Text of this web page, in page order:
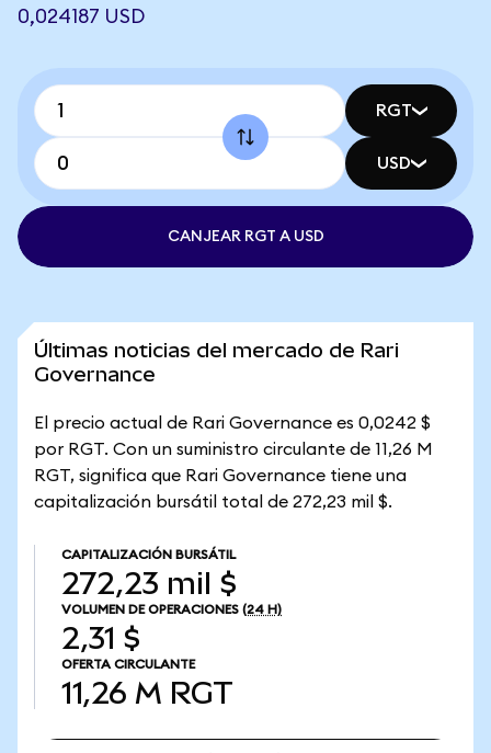
0,024187 USD
RGT
USD
CANJEAR RGT A USD
Últimas noticias del mercado de Rari
Governance
El precio actual de Rari Governance es 0,0242 $
por RGT. Con un suministro circulante de 11,26 M
RGT, significa que Rari Governance tiene una
capitalización bursátil total de 272,23 mil $.
CAPITALIZACIÓN BURSÁTIL
272,23 mil $
VOLUMEN DE OPERACIONES (24 H)
2,31 $
OFERTA CIRCULANTE
11,26 M RGT